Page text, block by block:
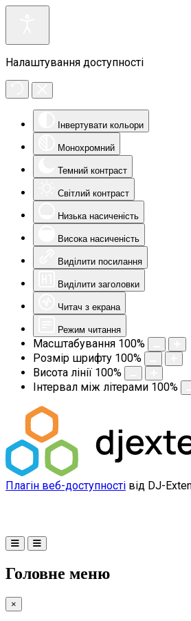
Налаштування доступності
Інвертувати кольори
Монохромний
Темний контраст
Світлий контраст
Низька насиченість
Висока насиченість
Виділити посилання
Виділити заголовки
Читач з екрана
Режим читання
Масштабування 100%
Розмір шрифту 100%
Висота лінії 100%
Інтервал між літерами 100%
Плагін веб-доступності від DJ-
Головне меню
×